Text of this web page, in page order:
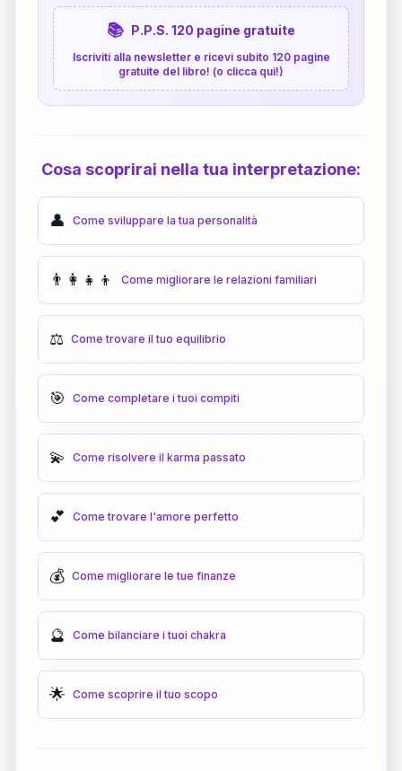
📚 P.P.S. 120 pagine gratuite
Iscriviti alla newsletter e ricevi subito 120 pagine
gratuite del libro! (o clicca qui!)
Cosa scoprirai nella tua interpretazione:
👤 Come sviluppare la tua personalità
👨‍👩‍👧‍👦 Come migliorare le relazioni familiari
⚖️ Come trovare il tuo equilibrio
🎯 Come completare i tuoi compiti
💫 Come risolvere il karma passato
💕 Come trovare l'amore perfetto
💰 Come migliorare le tue finanze
🔮 Come bilanciare i tuoi chakra
🌟 Come scoprire il tuo scopo